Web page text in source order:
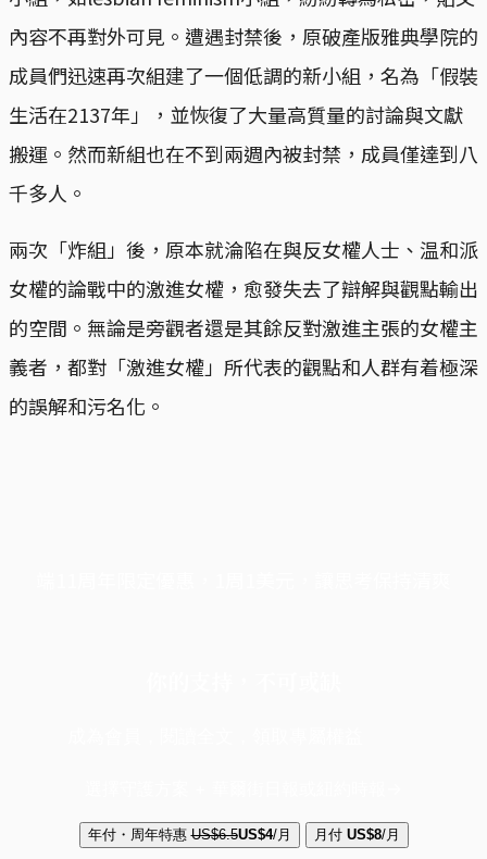
內容不再對外可見。遭遇封禁後，原破產版雅典學院的
成員們迅速再次組建了一個低調的新小組，名為「假裝
生活在2137年」，並恢復了大量高質量的討論與文獻
搬運。然而新組也在不到兩週內被封禁，成員僅達到八
千多人。
兩次「炸組」後，原本就淪陷在與反女權人士、温和派
女權的論戰中的激進女權，愈發失去了辯解與觀點輸出
的空間。無論是旁觀者還是其餘反對激進主張的女權主
義者，都對「激進女權」所代表的觀點和人群有着極深
的誤解和污名化。
年付・周年特惠 US$6.5US$4/月 月付 US$8/月